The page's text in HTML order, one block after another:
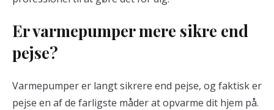
Er varmepumper mere sikre end
pejse?
Varmepumper er langt sikrere end pejse, og faktisk er
pejse en af ​​de farligste måder at opvarme dit hjem på.